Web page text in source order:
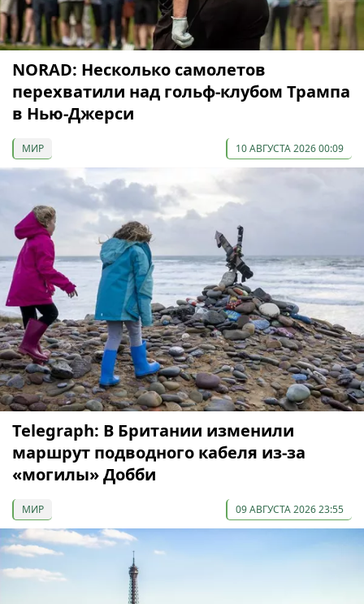
NORAD: Несколько самолетов
перехватили над гольф-клубом Трампа
в Нью-Джерси
МИР 10 АВГУСТА 2026 00:09
Telegraph: В Британии изменили
маршрут подводного кабеля из-за
«могилы» Добби
МИР 09 АВГУСТА 2026 23:55